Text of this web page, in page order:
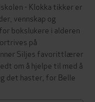
- Klokka tikker er
vennskap og
bokslukere i alderen
på
Siljes favorittlærer
om å hjelpe til med å
det haster, for Belle